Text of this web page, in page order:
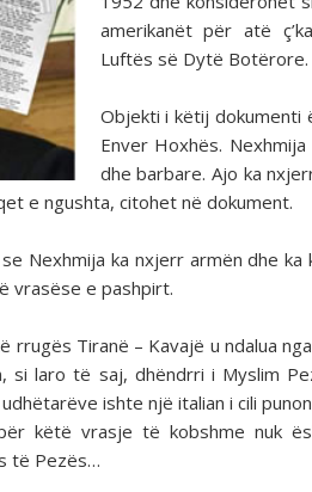
amerikanët për atë
Luftës së Dytë Botërore.
Objekti i këtij dokumenti
Enver Hoxhës.
dhe barbare. Ajo ka
e ngushta, citohet në dokument.
Nexhmija ka nxjerr armën dhe ka
vrasëse e pashpirt.
Tiranë – Kavajë u ndalua
si laro të saj, dhëndrri i Myslim
ishte një italian i cili
këtë vrasje të kobshme nuk
të Pezës…